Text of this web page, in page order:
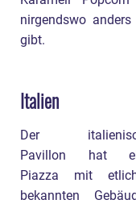
nirgendswo
gibt.
Italien
Der
Pavillon hat
Piazza mit
bekannten